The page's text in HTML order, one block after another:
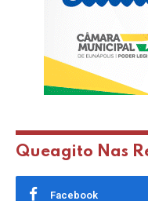
Queagito Nas
Facebook